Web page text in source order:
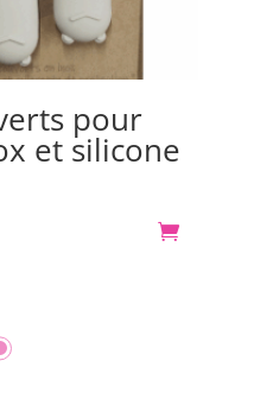
pour
et silicone
